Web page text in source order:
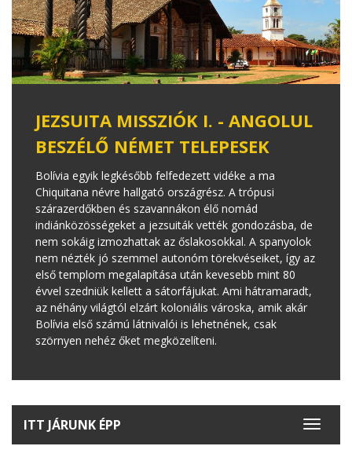
JEZSUITA MISSZIÓK I. - ANGOLUL
BESZÉLŐ NÉMET TELEPESEK
Bolívia egyik legkésőbb felfedezett vidéke a ma
Chiquitana névre hallgató országrész. A trópusi
szárazerdőkben és szavannákon élő nomád
indiánközösségeket a jezsuiták vették gondozásba, de
nem sokáig izmozhattak az őslakosokkal. A spanyolok
nem nézték jó szemmel autonóm törekvéseiket, így az
első templom megalapítása után kevesebb mint 80
évvel szedniük kellett a sátorfájukat. Ami hátramaradt,
az néhány világtól elzárt koloniális városka, amik akár
Bolívia első számú látnivalói is lehetnének, csak
szörnyen nehéz őket megközelíteni.
Toggle
ITT JÁRUNK ÉPP